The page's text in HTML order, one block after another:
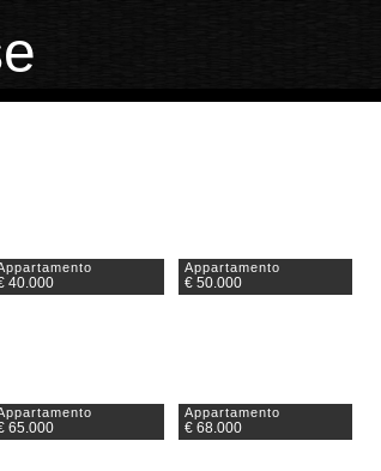
40.000
Appartamento
€ 50.000
65.000
Appartamento
€ 68.000